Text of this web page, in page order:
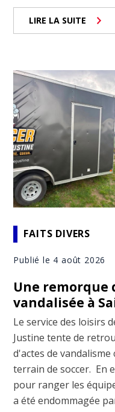
LIRE LA SUITE
FAITS DIVERS
Publié le 4 août 2026
Une
vandalisée à
Le service des loisirs
Justine tente de
d'actes de
terrain de soccer. En
pour ranger les
a été endommagée